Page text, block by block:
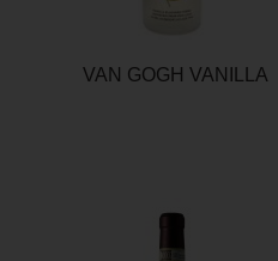
VAN GOGH VANILLA